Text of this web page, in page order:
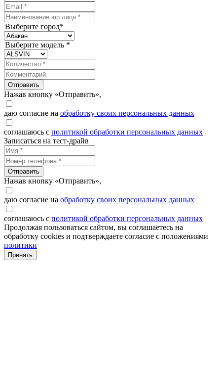
Выберите город*
Выберите модель *
Отправить
Нажав кнопку «Отправить»,
даю согласие на обработку своих персональных данных
соглашаюсь с политикой обработки персональных данных
Записаться на тест-драйв
Отправить
Нажав кнопку «Отправить»,
даю согласие на обработку своих персональных данных
соглашаюсь с политикой обработки персональных данных
Продолжая пользоваться сайтом, вы соглашаетесь на
обработку cookies и подтверждаете согласие с положениями
политики
Принять